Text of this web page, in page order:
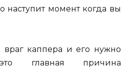
наступит момент когда вы
враг каппера и его нужно
главная причина